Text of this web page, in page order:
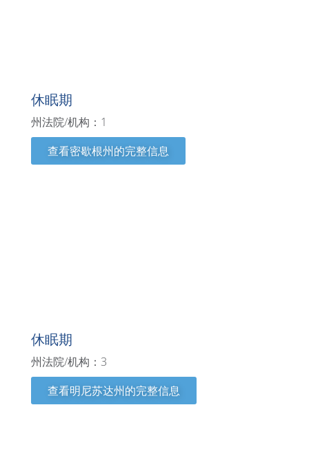
休眠期
州法院/机构：1
查看密歇根州的完整信息
休眠期
州法院/机构：3
查看明尼苏达州的完整信息